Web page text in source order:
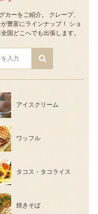
カーをご紹介。
クレープ、
豊富にラインナップ！ ショ
国どこへでも出張します。
アイスクリーム
ワッフル
タコス・タコライス
焼きそば